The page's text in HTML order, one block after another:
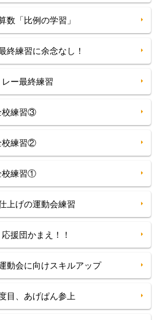
数「比例の学習」
終練習に余念なし！
ー最終練習
校練習③
校練習②
校練習①
上げの運動会練習
援団かまえ！！
動会に向けスキルアップ
目、あげぱん参上